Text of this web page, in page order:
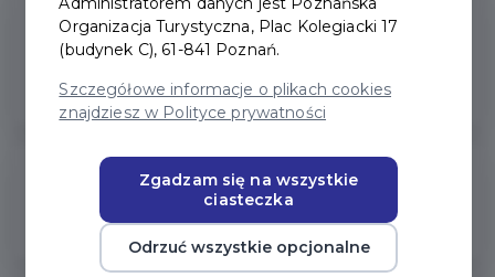
Czy mogę zakupić Kartę ulgową
dziecku, które nie ma przy sobie
legitymacji?
Jestem uczniem/studentem. Czy
mogę korzystać z karty ulgowej?
Organizacja Turystyczna, Plac Kolegiacki 17
(budynek C), 61-841 Poznań.
Szczegółowe informacje o plikach cookies
znajdziesz w Polityce prywatności
Zgadzam się na wszystkie
ciasteczka
Odrzuć wszystkie opcjonalne